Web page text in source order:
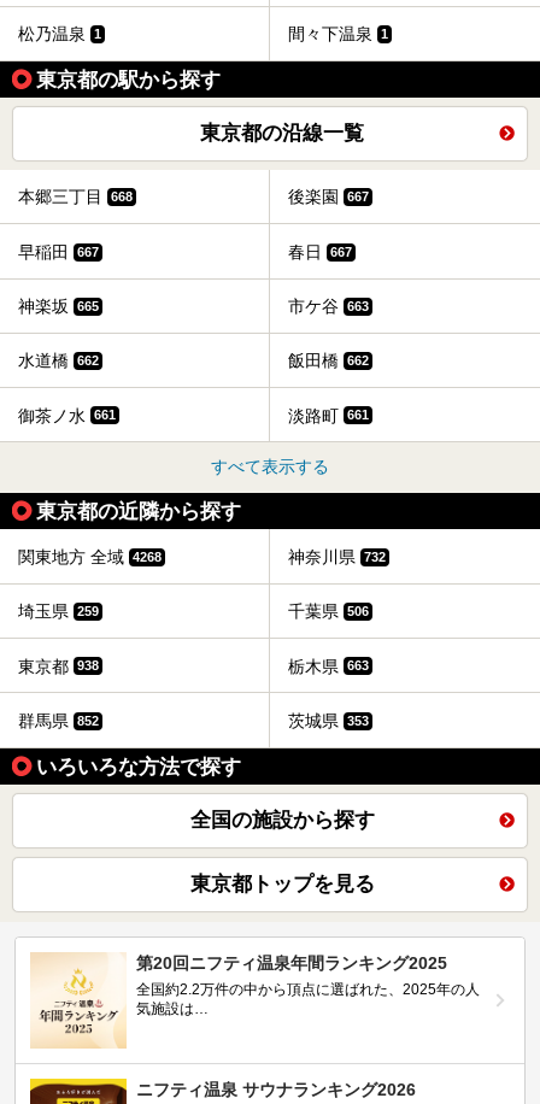
松乃温泉 1 間々下温泉 1
東京都の駅から探す
東京都の沿線一覧
本郷三丁目 668 後楽園 667
早稲田 667 春日 667
神楽坂 665 市ケ谷 663
水道橋 662 飯田橋 662
御茶ノ水 661 淡路町 661
すべて表示する
東京都の近隣から探す
関東地方 全域 4268 神奈川県 732
埼玉県 259 千葉県 506
東京都 938 栃木県 663
群馬県 852 茨城県 353
いろいろな方法で探す
全国の施設から探す
東京都トップを見る
第20回ニフティ温泉年間ランキング2025
全国約2.2万件の中から頂点に選ばれた、2025年の人
気施設は…
ニフティ温泉 サウナランキング2026